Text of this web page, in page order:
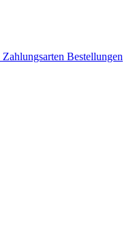
Zahlungsarten Bestellungen